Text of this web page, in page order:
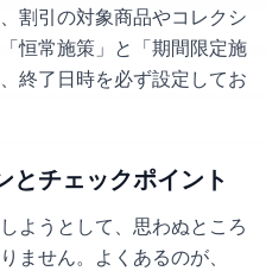
割引の対象商品やコレクシ
恒常施策」と「期間限定施
終了日時を必ず設定してお
とチェックポイント
ようとして、思わぬところ
ません。よくあるのが、